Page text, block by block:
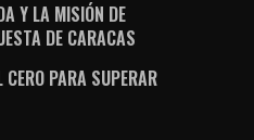
Y LA MISIÓN DE
DE CARACAS
PARA SUPERAR